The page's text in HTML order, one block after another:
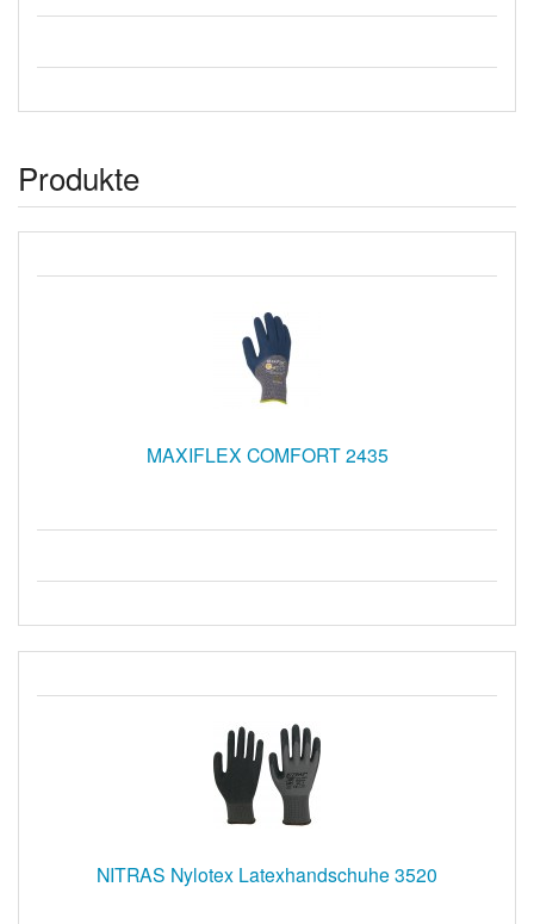
Produkte
MAXIFLEX COMFORT 2435
NITRAS Nylotex Latexhandschuhe 3520